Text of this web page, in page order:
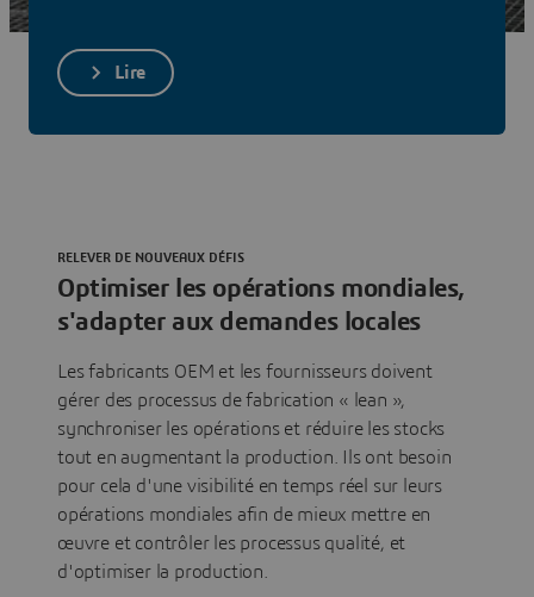
Lire
Optimiser les opérations mondiales,
s'adapter aux demandes locales
RELEVER DE NOUVEAUX DÉFIS
Les fabricants OEM et les fournisseurs doivent
gérer des processus de fabrication « lean »,
synchroniser les opérations et réduire les stocks
tout en augmentant la production. Ils ont besoin
pour cela d'une visibilité en temps réel sur leurs
opérations mondiales afin de mieux mettre en
œuvre et contrôler les processus qualité, et
d'optimiser la production.